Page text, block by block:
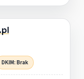
DKIM: Brak